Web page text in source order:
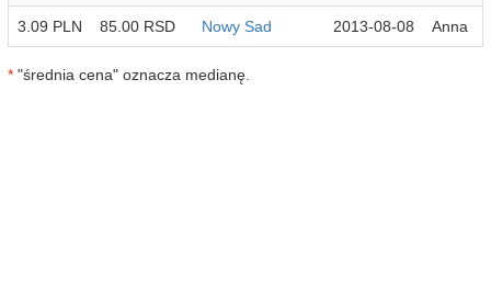
3.09 PLN 85.00 RSD Nowy Sad 2013-08-08 Anna
* "średnia cena" oznacza medianę.